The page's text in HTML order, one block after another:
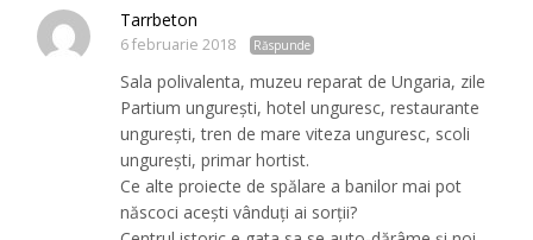
Tarrbeton
6 februarie 2018 Răspunde
Sala polivalenta, muzeu reparat de Ungaria, zile
Partium ungurești, hotel unguresc, restaurante
ungurești, tren de mare viteza unguresc, scoli
ungurești, primar hortist.
Ce alte proiecte de spălare a banilor mai pot
născoci acești vânduți ai sorții?